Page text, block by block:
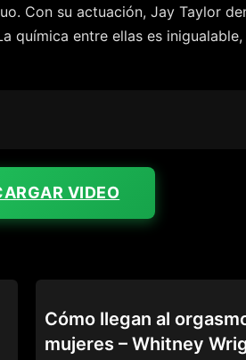
Con su actuación, Jay Taylor
entre ellas es
VIDEO
Cómo llegan al
mujeres – Whitney